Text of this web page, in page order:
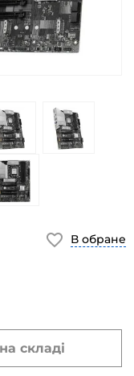
складі
В обране